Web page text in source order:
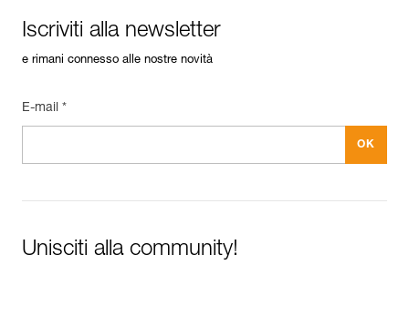
Iscriviti alla newsletter
e rimani connesso alle nostre novità
E-mail *
Unisciti alla community!